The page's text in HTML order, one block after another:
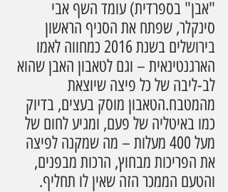
"אבן" בספרדית) עומד השף אבי
סינקלר, שפתח את הסניף הראשון
בירושלים בשנת 2016 כמחווה לאמו
הארגנטינאית – וגם לטאבון האבן שהוא
לב-ליבה של כל פיצה שיוצאת
מהמטבח.הטאבון מוסק בעצים, בדיוק
כמו באיטליה של פעם, ומגיע לחום של
מעל 400 מעלות – מה שמקנה לפיצה
את הפריכות מבחוץ, הרכות מבפנים,
והטעם הממכר הזה שאין לו תחליף.